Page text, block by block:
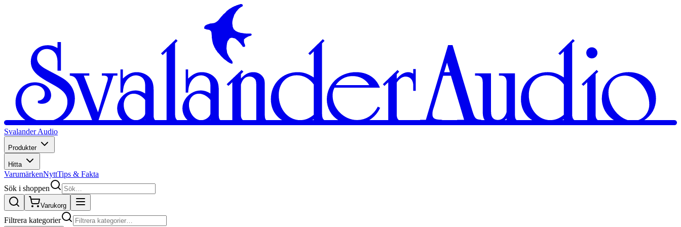
Svalander Audio
Produkter
Hitta
VarumärkenNyttTips & Fakta
Sök i shoppen
Varukorg
Filtrera kategorier